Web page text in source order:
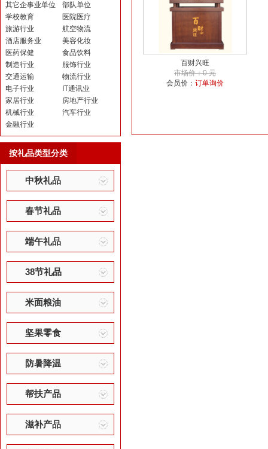
其它企事业单位
部队单位
学校教育
医院医疗
旅游行业
航空物流
酒店服务业
美容化妆
医药保健
食品饮料
制造行业
服饰行业
交通运输
物流行业
电子行业
IT通讯业
家居行业
房地产行业
机械行业
汽车行业
金融行业
按礼品类型分类
中秋礼品
春节礼品
端午礼品
38节礼品
米面粮油
坚果零食
防暑降温
帮扶产品
滋补产品
百财兴旺
市场价：0 元
会员价： 订单询价